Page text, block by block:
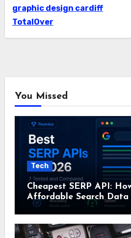
graphic design cardiff
TotalOver
You Missed
Tech
Cheapest SERP API:
Affordable Search Data